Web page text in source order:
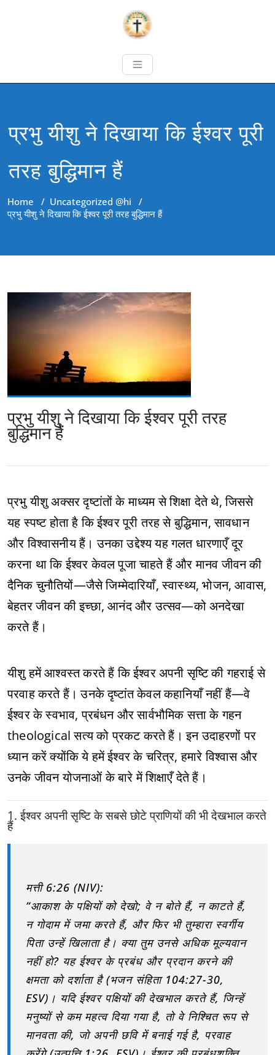
प्रभु यीशु ने दिखाया कि ईश्वर पूरी
तरह बुद्धिमान हैं
Home / Uncategorized @hi /
प्रभु यीशु ने दिखाया कि ईश्वर पूरी तरह बुद्धिमान हैं
प्रभु यीशु ने दिखाया कि ईश्वर पूरी तरह
बुद्धिमान हैं
प्रभु यीशु अक्सर दृष्टांतों के माध्यम से शिक्षा देते थे, जिससे
यह स्पष्ट होता है कि ईश्वर पूरी तरह से बुद्धिमान, सावधान
और विश्वासनीय हैं। उनका उद्देश्य यह गलत धारणाएँ दूर
करना था कि ईश्वर केवल पूजा चाहते हैं और मानव जीवन की
दैनिक चुनौतियों—जैसे जिम्मेदारियाँ, स्वास्थ्य, भोजन, आवास,
बेहतर जीवन की इच्छा, आनंद और उत्सव—को अनदेखा
करते हैं।
यीशु हमें आश्वस्त करते हैं कि ईश्वर अपनी सृष्टि की गहराई से
परवाह करते हैं। उनके दृष्टांत केवल कहानियाँ नहीं हैं—वे
ईश्वर के स्वभाव, प्रबंधन और सार्वभौमिक सत्ता के गहन
theological सत्य को प्रकट करते हैं। इन उदाहरणों पर
ध्यान करें क्योंकि ये हमें ईश्वर के चरित्र, हमारे विश्वास और
उनके जीवन योजनाओं के बारे में शिक्षाएँ देते हैं।
1. ईश्वर अपनी सृष्टि के सबसे छोटे प्राणियों की भी देखभाल करते
हैं
मत्ती 6:26 (NIV):
“आकाश के पक्षियों को देखो; वे न बोते हैं, न काटते हैं,
न गोदाम में जमा करते हैं, और फिर भी तुम्हारा स्वर्गीय
पिता उन्हें खिलाता है। क्या तुम उनसे अधिक मूल्यवान
नहीं हो? यह ईश्वर के प्रबंध और प्रदान करने की
क्षमताको दर्शाता है (भजन संहिता 104:27-30,
ESV)। यदि ईश्वर पक्षियों की देखभाल करते हैं, जिन्हें
मनुष्यों से कम महत्व दिया गया है, तो वे निश्चित रूप से
मानवता की, जो अपनी छवि में बनाई गई है, परवाह